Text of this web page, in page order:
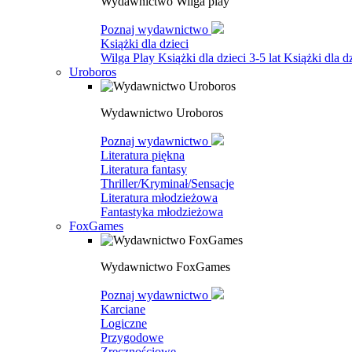
Poznaj wydawnictwo
Książki dla dzieci
Wilga Play Książki dla dzieci 3-5 lat Książki dla
Uroboros
Wydawnictwo Uroboros
Poznaj wydawnictwo
Literatura piękna
Literatura fantasy
Thriller/Kryminał/Sensacje
Literatura młodzieżowa
Fantastyka młodzieżowa
FoxGames
Wydawnictwo FoxGames
Poznaj wydawnictwo
Karciane
Logiczne
Przygodowe